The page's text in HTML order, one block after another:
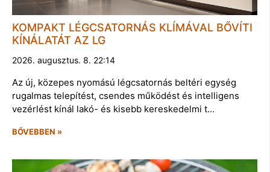
KOMPAKT LÉGCSATORNÁS KLÍMÁVAL BŐVÍTI
KÍNÁLATÁT AZ LG
2026. augusztus. 8. 22:14
Az új, közepes nyomású légcsatornás beltéri egység
rugalmas telepítést, csendes működést és intelligens
vezérlést kínál lakó- és kisebb kereskedelmi t…
BŐVEBBEN »